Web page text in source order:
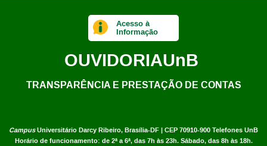
CampusUniversitário Darcy Ribeiro, Brasília-DF | CEP 70910-900 Telefones UnB
Horário de funcionamento: de 2ª a 6ª, das 7h às 23h. Sábado, das 8h às 18h.
Acesso à
Informação
OUVIDORIAUnB
TRANSPARÊNCIA E PRESTAÇÃO DE CONTAS